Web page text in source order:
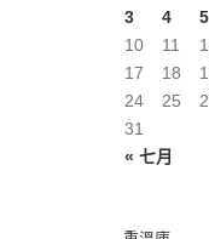
« 七月
3
4 5
10
11
17
18
24
25
31